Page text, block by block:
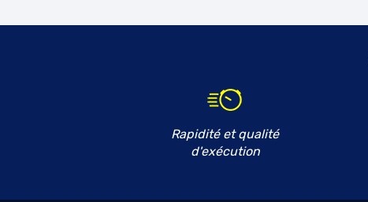
GONZALEZ AUTO ET FILS
5 Rue des Baronnes
Fermé actuellement
Téléphone
Rapidité et qualité
d'exécution